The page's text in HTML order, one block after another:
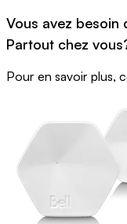
Vous avez besoin
Partout chez
Pour en savoir plus,